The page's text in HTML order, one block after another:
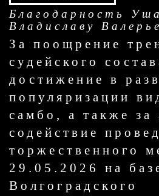
Благодарность
Владиславу
За поощрение
судейского
достижение в
популяризации
самбо, а также за
содействие
торжественного
29.05.2026 на
Волгоградского